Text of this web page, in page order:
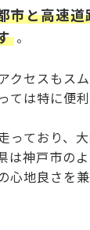
市と高速
。
クセスもス
ては特に便利
っており、
は神戸市の
心地良さを